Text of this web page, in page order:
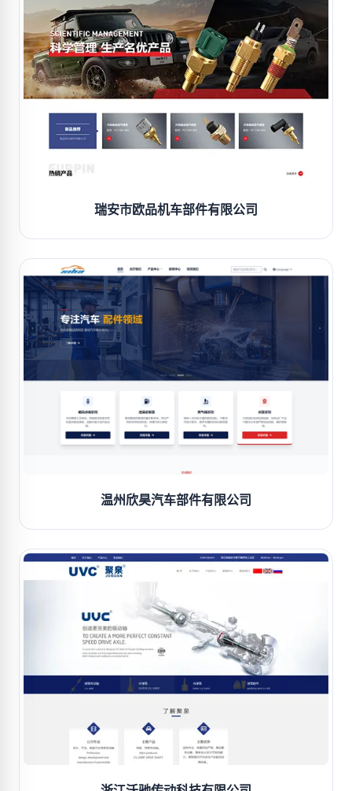
瑞安市欧品机车部件有限公司
温州欣昊汽车部件有限公司